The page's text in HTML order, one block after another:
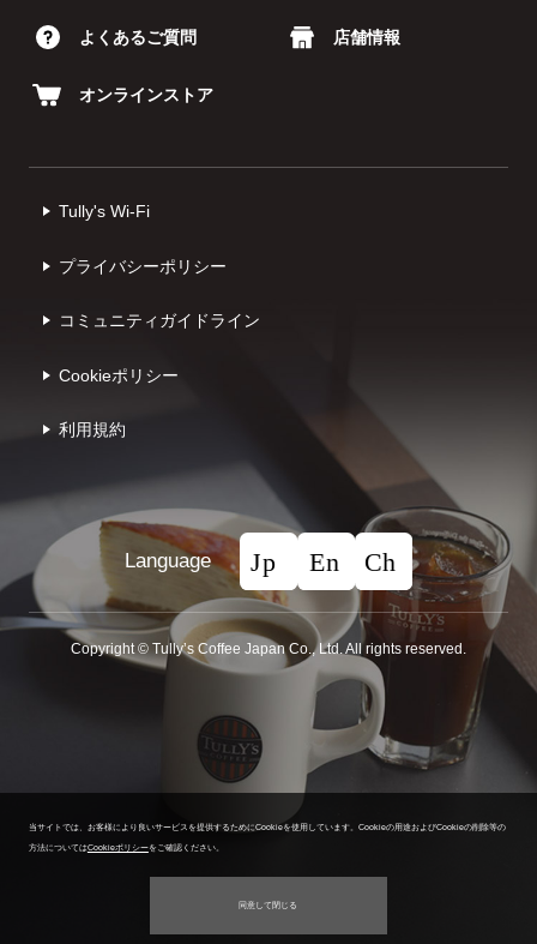
よくあるご質問 店舗情報
オンラインストア
Tully's Wi-Fi
プライバシーポリシー
コミュニティガイドライン
Cookieポリシー
利⽤規約
Language
Copyright © Tullyʼs Coffee Japan Co., Ltd. All rights reserved.
当サイトでは、お客様により良いサービスを提供するためにCookieを使用しています。 Cookieの用途およびCookieの削除等の
方法についてはCookieポリシーをご確認ください。
同意して閉じる